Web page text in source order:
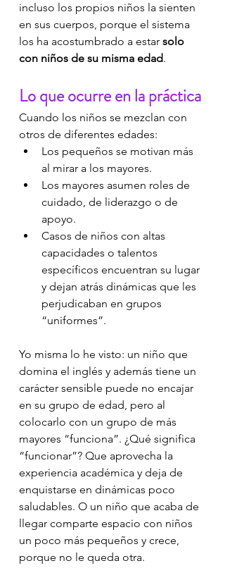
incluso los propios niños la sienten
en sus cuerpos, porque el sistema
los ha acostumbrado a estar solo
con niños de su misma edad.
Lo que ocurre en la práctica
Cuando los niños se mezclan con
otros de diferentes edades:
Los pequeños se motivan más
al mirar a los mayores.
Los mayores asumen roles de
cuidado, de liderazgo o de
apoyo.
Casos de niños con altas
capacidades o talentos
específicos encuentran su lugar
y dejan atrás dinámicas que les
perjudicaban en grupos
“uniformes”.
Yo misma lo he visto: un niño que
domina el inglés y además tiene un
carácter sensible puede no encajar
en su grupo de edad, pero al
colocarlo con un grupo de más
mayores “funciona”. ¿Qué significa
“funcionar”? Que aprovecha la
experiencia académica y deja de
enquistarse en dinámicas poco
saludables. O un niño que acaba de
llegar comparte espacio con niños
un poco más pequeños y crece,
porque no le queda otra.